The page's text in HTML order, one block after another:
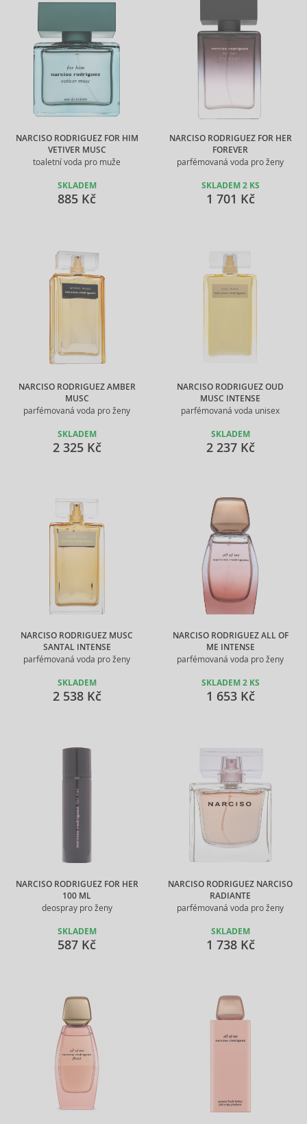
NARCISO RODRIGUEZ FOR HIM
VETIVER MUSC
toaletní voda pro muže
SKLADEM
885 Kč
NARCISO RODRIGUEZ FOR HER
FOREVER
parfémovaná voda pro ženy
SKLADEM 2 KS
1 701 Kč
NARCISO RODRIGUEZ AMBER
MUSC
parfémovaná voda pro ženy
SKLADEM
2 325 Kč
NARCISO RODRIGUEZ OUD
MUSC INTENSE
parfémovaná voda unisex
SKLADEM
2 237 Kč
NARCISO RODRIGUEZ MUSC
SANTAL INTENSE
parfémovaná voda pro ženy
SKLADEM
2 538 Kč
NARCISO RODRIGUEZ ALL OF
ME INTENSE
parfémovaná voda pro ženy
SKLADEM 2 KS
1 653 Kč
NARCISO RODRIGUEZ FOR HER
100 ML
deospray pro ženy
SKLADEM
587 Kč
NARCISO RODRIGUEZ NARCISO
RADIANTE
parfémovaná voda pro ženy
SKLADEM
1 738 Kč